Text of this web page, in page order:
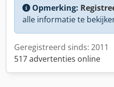
Opmerking:
alle informatie te
Geregistreerd sinds: 2011
517 advertenties online